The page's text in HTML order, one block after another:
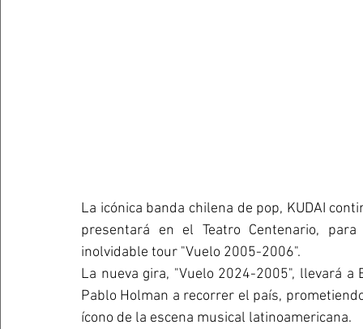
La icónica banda chilena de pop, KUDAI
presentará en el Teatro Centenario,
inolvidable tour "Vuelo 2005-2006".
La nueva gira, "Vuelo 2024-2005", llevará a
Pablo Holman a recorrer el país,
ícono de la escena musical latinoamericana.